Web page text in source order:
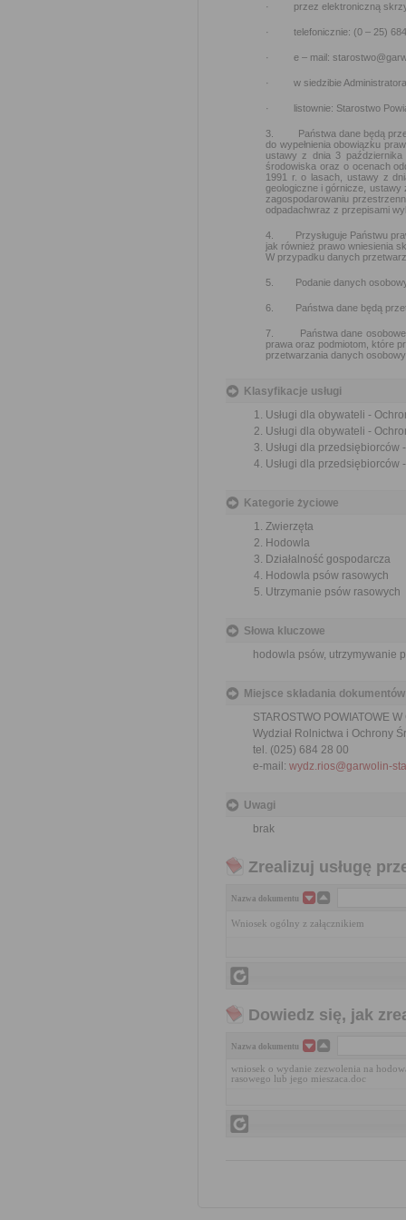
· przez elektroniczną
· telefonicznie: (0 – 25) 684
· e – mail:
· w siedzibie Administratora
· listownie: Starostwo
3.
Państwa dane będą
do wypełnienia obowiązku
ustawy z dnia 3 października
środowiska oraz o ocenach
1991 r. o lasach, ustawy z
geologiczne i górnicze,
zagospodarowaniu
odpadachwraz z przepisami
4. Przysługuje Państwu
jak również prawo wniesienia
W przypadku danych
5. Podanie danych
6. Państwa dane będą
7.
Państwa dane
prawa oraz podmiotom, które
przetwarzania danych
Klasyfikacje usługi
Usługi dla obywateli -
Usługi dla obywateli -
Usługi dla przedsiębiorców
Usługi dla przedsiębiorców
Kategorie życiowe
Zwierzęta
Hodowla
Działalność gospodarcza
Hodowla psów rasowych
Utrzymanie psów rasowych
Słowa kluczowe
hodowla psów, utrzymywanie
Miejsce składania dokumentów
STAROSTWO POWIATOWE
Wydział Rolnictwa i Ochrony
tel. (025) 684 28 00
e-mail: wydz.rios@garwolin-
Uwagi
brak
Zrealizuj usługę
Nazwa dokumentu
Wniosek ogólny z załącznikiem
Dowiedz się, jak
Nazwa dokumentu
wniosek o wydanie zezwolenia na
rasowego lub jego mieszaca.doc